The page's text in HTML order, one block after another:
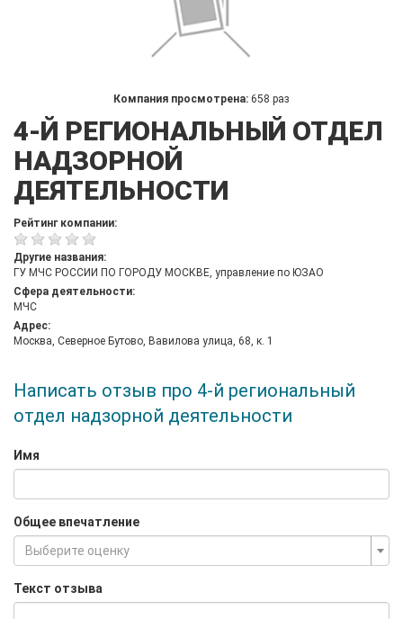
Компания просмотрена: 658 раз
4-Й РЕГИОНАЛЬНЫЙ ОТДЕЛ
НАДЗОРНОЙ
ДЕЯТЕЛЬНОСТИ
Рейтинг компании:
Другие названия:
ГУ МЧС РОССИИ ПО ГОРОДУ МОСКВЕ, управление по ЮЗАО
Сфера деятельности:
МЧС
Адрес:
Москва, Северное Бутово, Вавилова улица, 68, к. 1
Написать отзыв про 4-й региональный
отдел надзорной деятельности
Имя
Общее впечатление
Выберите оценку
Текст отзыва